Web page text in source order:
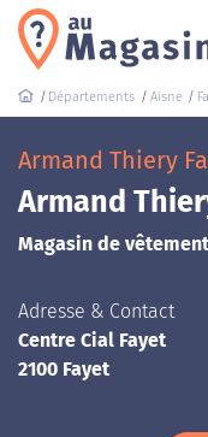
Départements Aisne
Armand Thiery
Armand
Magasin de vêtement
Adresse & Contact
Centre Cial Fayet
2100 Fayet